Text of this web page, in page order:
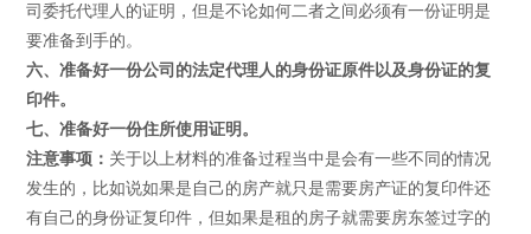
司委托代理人的证明，但是不论如何二者之间必须有一份证明是
要准备到手的。
六、准备好一份公司的法定代理人的身份证原件以及身份证的复
印件。
七、准备好一份住所使用证明。
注意事项： 关于以上材料的准备过程当中是会有一些不同的情况
发生的，比如说如果是自己的房产就只是需要房产证的复印件还
有自己的身份证复印件，但如果是租的房子就需要房东签过字的